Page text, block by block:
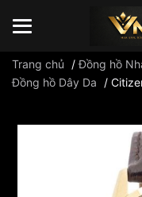
Trang chủ /Đồng hồ
Đồng hồ Dây Da
/